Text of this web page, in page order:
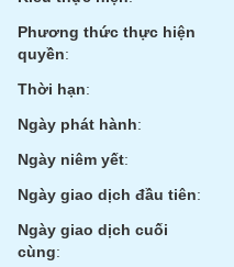
Phương thức thực hiện
quyền:
Thời hạn:
Ngày phát hành:
Ngày niêm yết:
Ngày giao dịch đầu tiên:
Ngày giao dịch cuối
cùng:
(-)
Bài
viết
của
tác
giả
(-)
Báo